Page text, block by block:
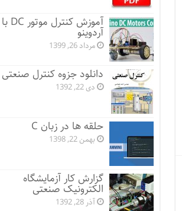
آموزش کنترل موتور DC با
آردوینو
مرداد 26, 1399
دانلود جزوه کنترل صنعتی
دی 22, 1392
حلقه ها در زبان C
بهمن 22, 1398
گزارش کار آزمایشگاه
الکترونیک صنعتی
آذر 28, 1392